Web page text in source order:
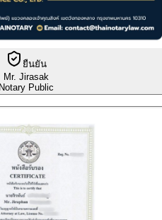
ยืนยัน
Mr. Jirasak
Notary Public